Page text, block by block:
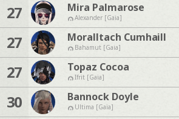
27 Mira Palmarose
Alexander [Gaia]
27 Moralltach Cumhaill
Bahamut [Gaia]
27 Topaz Cocoa
Ifrit [Gaia]
30 Bannock Doyle
Ultima [Gaia]